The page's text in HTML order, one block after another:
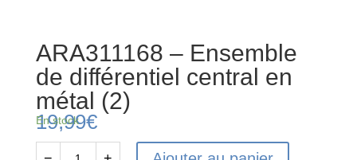
ARA311168 – Ensemble
de différentiel central en
métal (2)
19,99€
En stock